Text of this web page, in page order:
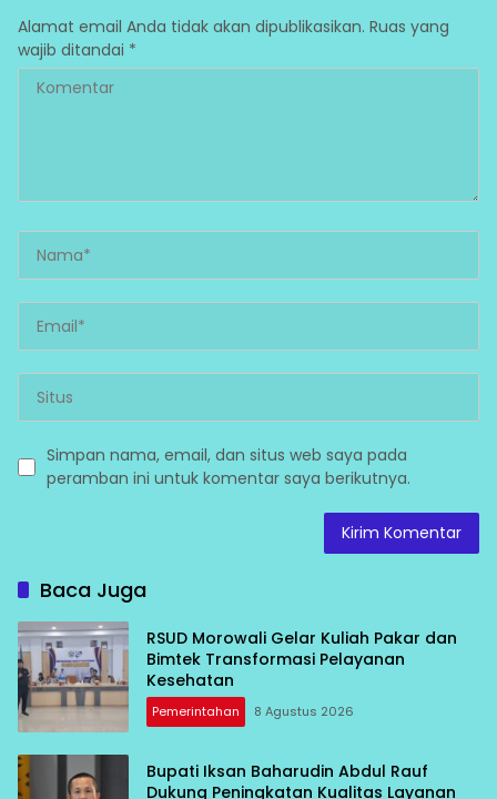
Alamat email Anda tidak akan dipublikasikan. Ruas yang
wajib ditandai *
Simpan nama, email, dan situs web saya pada
peramban ini untuk komentar saya berikutnya.
Baca Juga
RSUD Morowali Gelar Kuliah Pakar dan
Bimtek Transformasi Pelayanan
Kesehatan
Pemerintahan 8 Agustus 2026
Bupati Iksan Baharudin Abdul Rauf
Dukung Peningkatan Kualitas Layanan